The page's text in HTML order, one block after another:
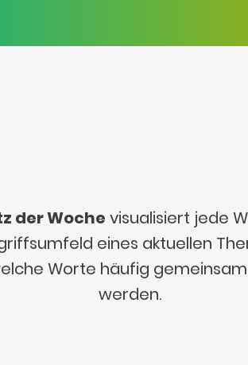
der Woche visualisiert jede
eines aktuellen
Worte häufig
werden.